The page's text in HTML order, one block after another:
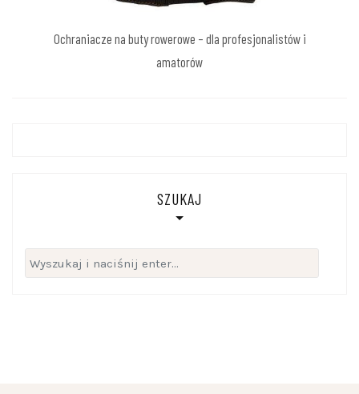
Ochraniacze na buty rowerowe – dla profesjonalistów i
amatorów
SZUKAJ
Szukaj: